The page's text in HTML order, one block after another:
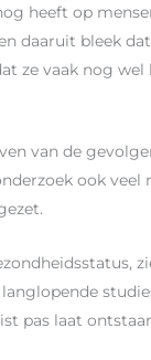
heeft op
daaruit bleek
ze vaak nog
van de
ook veel
pas laat